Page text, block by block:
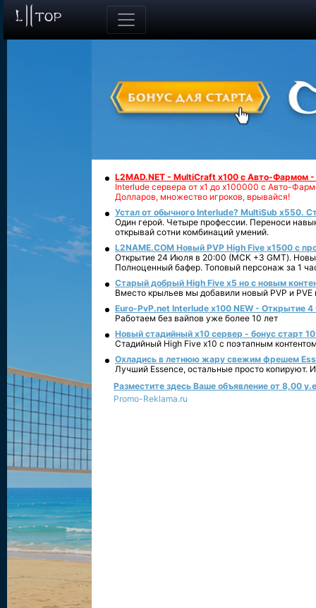
L2MAD.NET - MultiCraft x100 с Авто-Фармом
Interlude сервера от х1 до х100000 с Авто-
Долларов, множество игроков, врывайся!
Устал от обычного Interlude? MultiSub x550.
Один герой. Четыре профессии. Переноси
открывай сотни комбинаций умений.
L2NAME.COM Новый PVP High Five x1500 с
Открытие 24 Июля в 20:00 (МСК +3 GMT).
Полноценный бафер. Топовый персонаж за 1
Старый добрый High Five x5 но с новым
Вместо крыльев мы добавили новый PVP и PVE
Euro-PvP.net Interlude х100 NEW - Открытие 4
Работаем без вайпов уже более 10 лет
Новый стадийный х10 сервер - бонус старт
Стадийный High Five x10 с поэтапным
Охладись в летнюю жару свежим фрешем
Лучший Essence, остальные просто копируют.
Разместите здесь Ваше объявление от 8,00
Promo-Reklama.ru